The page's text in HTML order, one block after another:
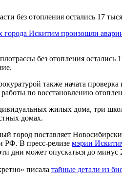
города Искитим произошли
без отопления
также начата проверка
по восстановлению
жилых дома, три
домах.
город поставляет
РФ. В пресс-релизе мэрии
дни может опускаться до минус
писала тайные детали из